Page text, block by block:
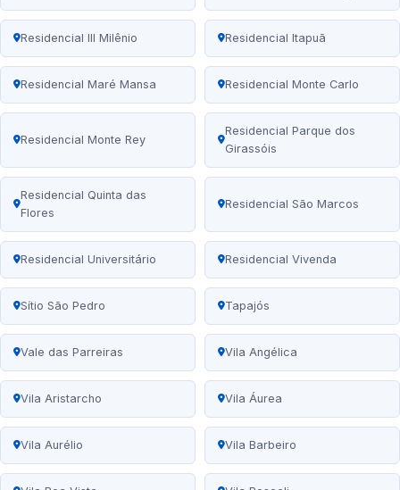
Residencial III Milênio Residencial Itapuã
Residencial Maré Mansa Residencial Monte Carlo
Residencial Monte Rey
Residencial Parque dos
Girassóis
Residencial Quinta das
Flores
Residencial São Marcos
Residencial Universitário Residencial Vivenda
Sítio São Pedro Tapajós
Vale das Parreiras Vila Angélica
Vila Aristarcho Vila Áurea
Vila Aurélio Vila Barbeiro